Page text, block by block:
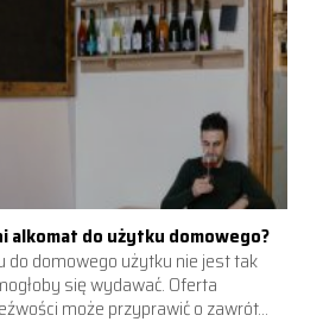
alkomat do użytku domowego?
do domowego użytku nie jest tak
się wydawać. Oferta
może przyprawić o zawrót...